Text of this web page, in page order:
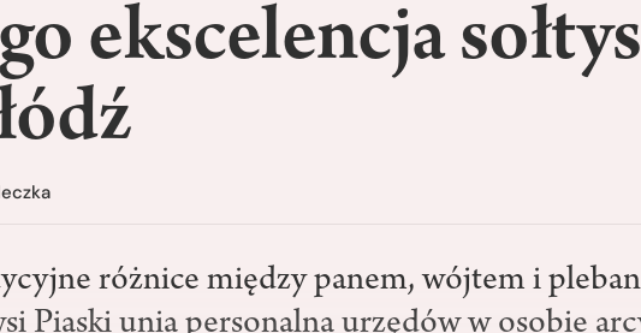
ekscelencja sołtys
różnice między panem, wójtem i
Piaski unia personalna urzędów w osobie